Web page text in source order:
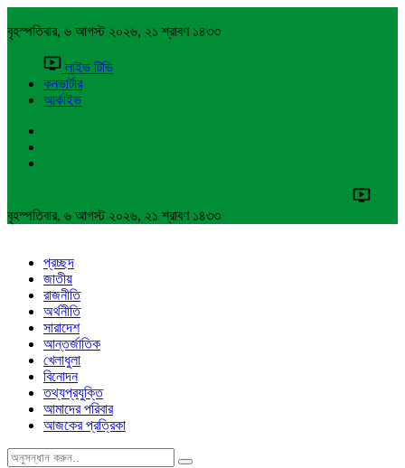
বৃহস্পতিবার, ৬ আগস্ট ২০২৬, ২১ শ্রাবণ ১৪৩৩
লাইভ টিভি
কনভার্টার
আর্কাইভ
বৃহস্পতিবার, ৬ আগস্ট ২০২৬, ২১ শ্রাবণ ১৪৩৩
প্রচ্ছদ
জাতীয়
রাজনীতি
অর্থনীতি
সারাদেশ
আন্তর্জাতিক
খেলাধুলা
বিনোদন
তথ্যপ্রযুক্তি
আমাদের পরিবার
আজকের প্রত্রিকা